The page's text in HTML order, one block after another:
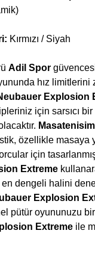
Kırmızı / Siyah
Adil Spor
hız
Explosion
için sarsıcı bir
Masatenisim
özellikle masaya
için
Extreme
en dengeli halini
Explosion
pütür oyununuzu bir
Extreme ile